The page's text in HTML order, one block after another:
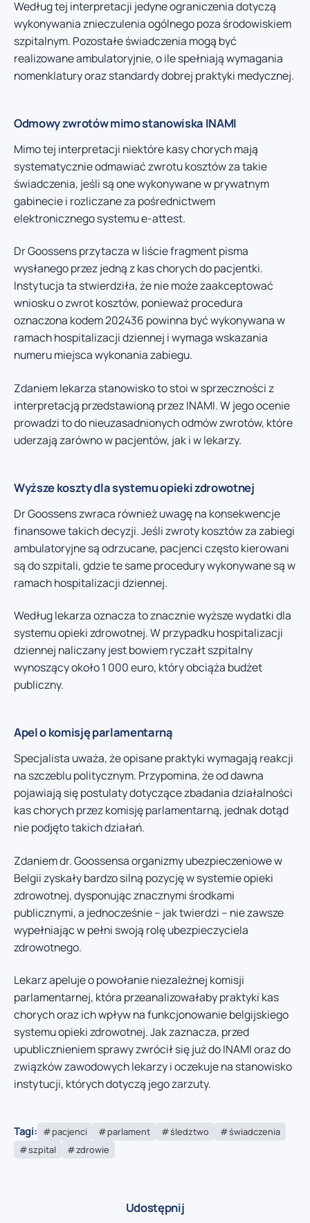
Według tej interpretacji jedyne ograniczenia dotyczą
wykonywania znieczulenia ogólnego poza środowiskiem
szpitalnym. Pozostałe świadczenia mogą być
realizowane ambulatoryjnie, o ile spełniają wymagania
nomenklatury oraz standardy dobrej praktyki medycznej.
Odmowy zwrotów mimo stanowiska INAMI
Mimo tej interpretacji niektóre kasy chorych mają
systematycznie odmawiać zwrotu kosztów za takie
świadczenia, jeśli są one wykonywane w prywatnym
gabinecie i rozliczane za pośrednictwem
elektronicznego systemu e-attest.
Dr Goossens przytacza w liście fragment pisma
wysłanego przez jedną z kas chorych do pacjentki.
Instytucja ta stwierdziła, że nie może zaakceptować
wniosku o zwrot kosztów, ponieważ procedura
oznaczona kodem 202436 powinna być wykonywana w
ramach hospitalizacji dziennej i wymaga wskazania
numeru miejsca wykonania zabiegu.
Zdaniem lekarza stanowisko to stoi w sprzeczności z
interpretacją przedstawioną przez INAMI. W jego ocenie
prowadzi to do nieuzasadnionych odmów zwrotów, które
uderzają zarówno w pacjentów, jak i w lekarzy.
Wyższe koszty dla systemu opieki zdrowotnej
Dr Goossens zwraca również uwagę na konsekwencje
finansowe takich decyzji. Jeśli zwroty kosztów za zabiegi
ambulatoryjne są odrzucane, pacjenci często kierowani
są do szpitali, gdzie te same procedury wykonywane są w
ramach hospitalizacji dziennej.
Według lekarza oznacza to znacznie wyższe wydatki dla
systemu opieki zdrowotnej. W przypadku hospitalizacji
dziennej naliczany jest bowiem ryczałt szpitalny
wynoszący około 1 000 euro, który obciąża budżet
publiczny.
Apel o komisję parlamentarną
Specjalista uważa, że opisane praktyki wymagają reakcji
na szczeblu politycznym. Przypomina, że od dawna
pojawiają się postulaty dotyczące zbadania działalności
kas chorych przez komisję parlamentarną, jednak dotąd
nie podjęto takich działań.
Zdaniem dr. Goossensa organizmy ubezpieczeniowe w
Belgii zyskały bardzo silną pozycję w systemie opieki
zdrowotnej, dysponując znacznymi środkami
publicznymi, a jednocześnie – jak twierdzi – nie zawsze
wypełniając w pełni swoją rolę ubezpieczyciela
zdrowotnego.
Lekarz apeluje o powołanie niezależnej komisji
parlamentarnej, która przeanalizowałaby praktyki kas
chorych oraz ich wpływ na funkcjonowanie belgijskiego
systemu opieki zdrowotnej. Jak zaznacza, przed
upublicznieniem sprawy zwrócił się już do INAMI oraz do
związków zawodowych lekarzy i oczekuje na stanowisko
instytucji, których dotyczą jego zarzuty.
Tagi: pacjenci parlament śledztwo
świadczenia
szpital
zdrowie
Udostępnij